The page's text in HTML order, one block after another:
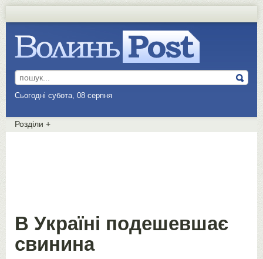
Сьогодні субота, 08 серпня
Розділи +
В Україні подешевшає
свинина